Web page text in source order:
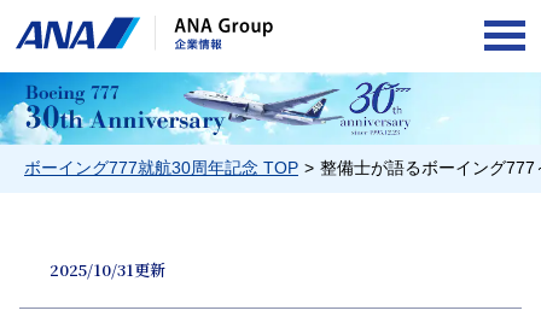
ボーイング777就航30周年記念 TOP 整備士が語るボーイング
2025/10/31更新